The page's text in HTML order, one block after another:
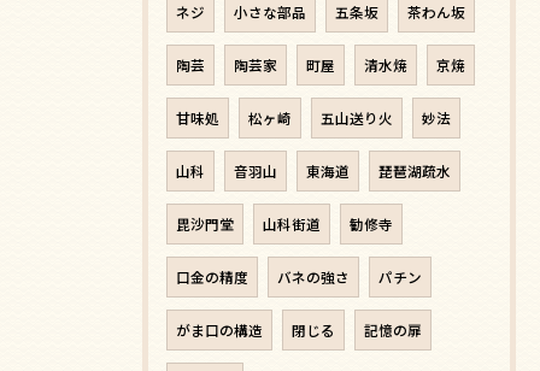
ネジ 小さな部品 五条坂 茶わん坂
陶芸 陶芸家 町屋 清水焼 京焼
甘味処 松ヶ崎 五山送り火 妙法
山科 音羽山 東海道 琵琶湖疏水
毘沙門堂 山科街道 勧修寺
口金の精度 バネの強さ パチン
がま口の構造 閉じる 記憶の扉